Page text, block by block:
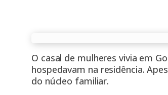
O casal de mulheres vivia em
hospedavam na residência.
do núcleo familiar.